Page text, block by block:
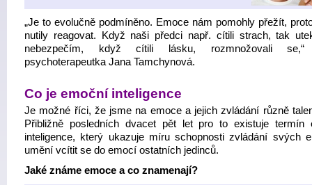
„Je to evolučně podmíněno. Emoce nám pomohly přežít,
nutily reagovat. Když naši předci např. cítili strach, tak
nebezpečím, když cítili lásku, rozmnožovali se,“
psychoterapeutka Jana Tamchynová.
Co je emoční inteligence
Je možné říci, že jsme na emoce a jejich zvládání různě
Přibližně posledních dvacet pět let pro to existuje termín
inteligence, který ukazuje míru schopnosti zvládání svých
umění vcítit se do emocí ostatních jedinců.
Jaké známe emoce a co znamenají?